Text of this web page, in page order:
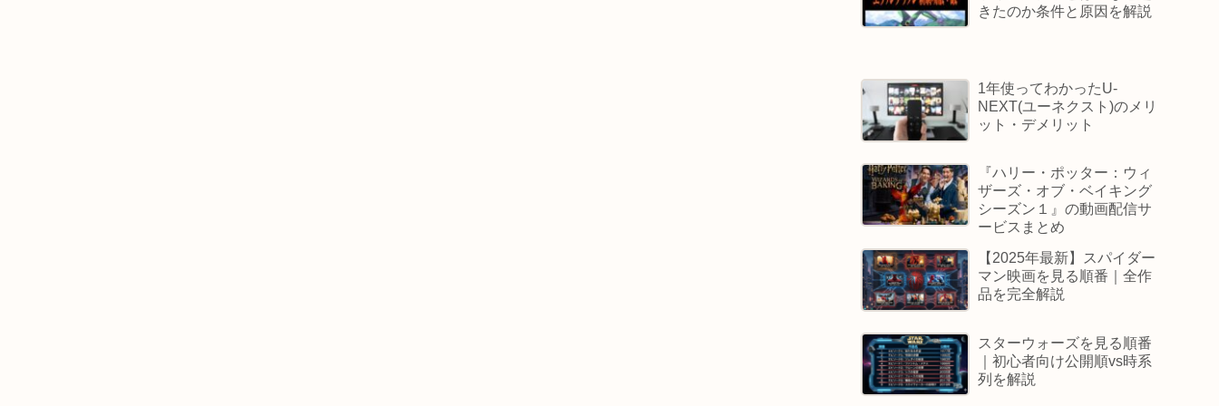
きたのか条件と原因を解説
1年使ってわかったU-
NEXT(ユーネクスト)のメリ
ット・デメリット
『ハリー・ポッター：ウィ
ザーズ・オブ・ベイキング
シーズン１』の動画配信サ
ービスまとめ
【2025年最新】スパイダー
マン映画を見る順番｜全作
品を完全解説
スターウォーズを見る順番
｜初心者向け公開順vs時系
列を解説